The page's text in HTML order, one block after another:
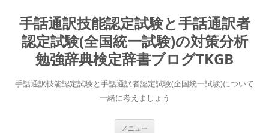
テ
ン
ツ
へ
プ
手話通訳技能認定試験と手話通訳者
認定試験(全国統一試験)の対策分析
勉強辞典検定辞書ブログTKGB
手話通訳技能認定試験と手話通訳者認定試験(全国統一試験)について
一緒に考えましょう
メニュー